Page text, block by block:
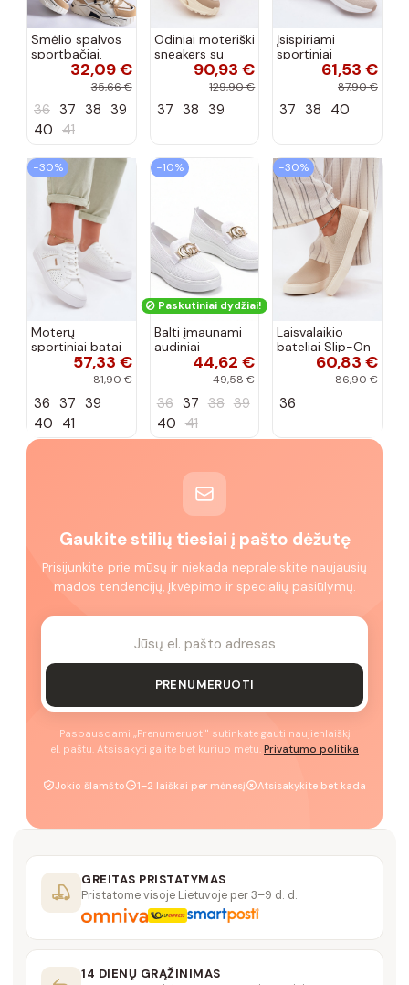
Smėlio spalvos
sportbačiai,
dekoruoti Valdez
cirkonio virvele
32,09 €
35,66 €
36 37 38 39
40 41
Odiniai moteriški
sneakers su
platforma D&A
CR61-3133
90,93 €
129,90 €
37 38 39
Įsispiriami
sportiniai
bateliai Kobbo
102425 smėlio
61,53 €
87,90 €
37 38 40
−30%
Moterų
sportiniai batai
su ažūro
elementais Big
baltos spalvos
57,33 €
81,90 €
36 37 39
40 41
−10%
Paskutiniai dydžiai!
Balti įmaunami
audiniai
sportbačiai su
44,62 €
49,58 €
36 37 38 39
40 41
−30%
Laisvalaikio
bateliai Slip-On
Big Star
RR274721 smėlio
60,83 €
86,90 €
36
Gaukite stilių tiesiai į pašto dėžutę
Prisijunkite prie mūsų ir niekada nepraleiskite naujausių
mados tendencijų, įkvėpimo ir specialių pasiūlymų.
PRENUMERUOTI
Paspausdami „Prenumeruoti" sutinkate gauti naujienlaiškį
el. paštu. Atsisakyti galite bet kuriuo metu. Privatumo politika
Jokio šlamšto 1–2 laiškai per mėnesį Atsisakykite bet kada
GREITAS PRISTATYMAS
Pristatome visoje Lietuvoje per 3–9 d. d.
14 DIENŲ GRĄŽINIMAS